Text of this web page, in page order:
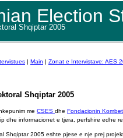
Election
Shqiptar 2005
| Main | Zonat e Intervistave: AES
Shqiptar 2005
me CSES dhe Fondacionin
dhe informacionet e tjera, perfshire edhe
Shqiptar 2005 eshte pjese e nje prej